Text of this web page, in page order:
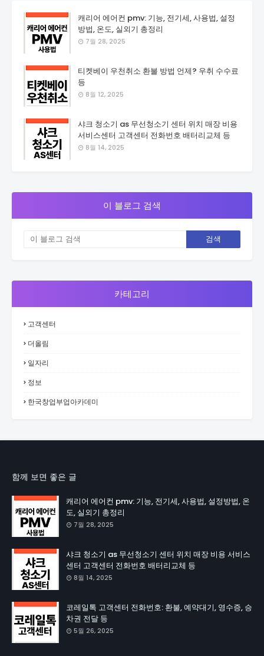
캐리어 에어컨 pmv: 기능, 전기세, 사용법, 설정
방법, 온도, 실외기 총정리
7월 28, 2025
티켓베이 우천취소 환불 방법 언제? 우취 수수료
등
8월 12, 2025
샤크 청소기 as 무선청소기 센터 위치 매장 비용
서비스센터 고객센터 전화번호 배터리교체 등
8월 14, 2025
이 블로그 검색
카테고리
고객센터
더올림
일자리
정보
한국창업부업아카데미
함께 보면 좋은 글
캐리어 에어컨 pmv: 기능, 전기세, 사용법, 설정방법, 온
도, 실외기 총정리
7월 28, 2025
샤크 청소기 as 무선청소기 센터 위치 매장 비용 서비스
센터 고객센터 전화번호 배터리교체 등
8월 14, 2025
코레일톡 고객센터 전화번호: 환불, 예약대기, 영수증, 승
차권 전달 등
5월 26, 2025